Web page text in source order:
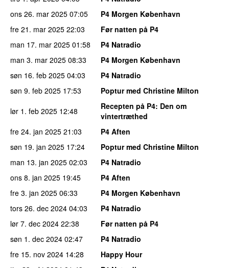
ons 26. mar 2025 07:05
P4 Morgen København
fre 21. mar 2025 22:03
Før natten på P4
man 17. mar 2025 01:58
P4 Natradio
man 3. mar 2025 08:33
P4 Morgen København
søn 16. feb 2025 04:03
P4 Natradio
søn 9. feb 2025 17:53
Poptur med Christine Milton
lør 1. feb 2025 12:48 Recepten på P4: Den om
vintertræthed
fre 24. jan 2025 21:03
P4 Aften
søn 19. jan 2025 17:24
Poptur med Christine Milton
man 13. jan 2025 02:03
P4 Natradio
ons 8. jan 2025 19:45
P4 Aften
fre 3. jan 2025 06:33
P4 Morgen København
tors 26. dec 2024 04:03
P4 Natradio
lør 7. dec 2024 22:38
Før natten på P4
søn 1. dec 2024 02:47
P4 Natradio
fre 15. nov 2024 14:28
Happy Hour